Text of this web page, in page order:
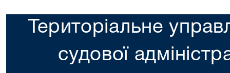
Територіальне
судової